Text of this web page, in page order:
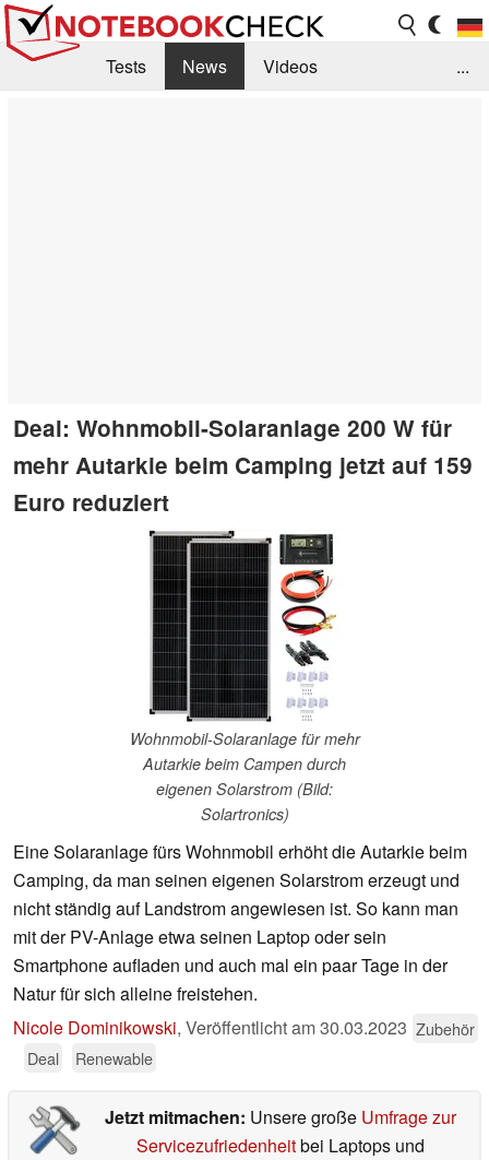
Tests News
Videos
...
Deal: Wohnmobil-Solaranlage 200 W für
mehr Autarkie beim Camping jetzt auf 159
Euro reduziert
Wohnmobil-Solaranlage für mehr
Autarkie beim Campen durch
eigenen Solarstrom (Bild:
Solartronics)
Eine Solaranlage fürs Wohnmobil erhöht die Autarkie beim
Camping, da man seinen eigenen Solarstrom erzeugt und
nicht ständig auf Landstrom angewiesen ist. So kann man
mit der PV-Anlage etwa seinen Laptop oder sein
Smartphone aufladen und auch mal ein paar Tage in der
Natur für sich alleine freistehen.
Nicole Dominikowski, Veröffentlicht am30.03.2023 Zubehör
Deal
Renewable
Jetzt mitmachen: Unsere große Umfrage zur
Servicezufriedenheitbei Laptops und